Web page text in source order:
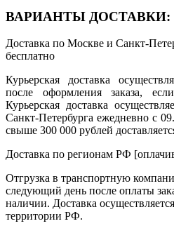
ВАРИАНТЫ ДОСТАВКИ:
Доставка по Москве и Санкт-
бесплатно
Курьерская доставка
после оформления заказа,
Курьерская доставка
Санкт-Петербурга ежедневно с
свыше 300 000 рублей
Доставка по регионам РФ
Отгрузка в транспортную
следующий день после оплаты
наличии. Доставка
территории РФ.